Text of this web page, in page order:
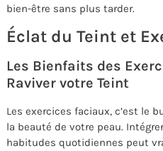
bien-être sans plus tarder.
Éclat du Teint et
Les Bienfaits des
Raviver votre Teint
Les exercices faciaux, c’est le
la beauté de votre peau.
habitudes quotidiennes peut